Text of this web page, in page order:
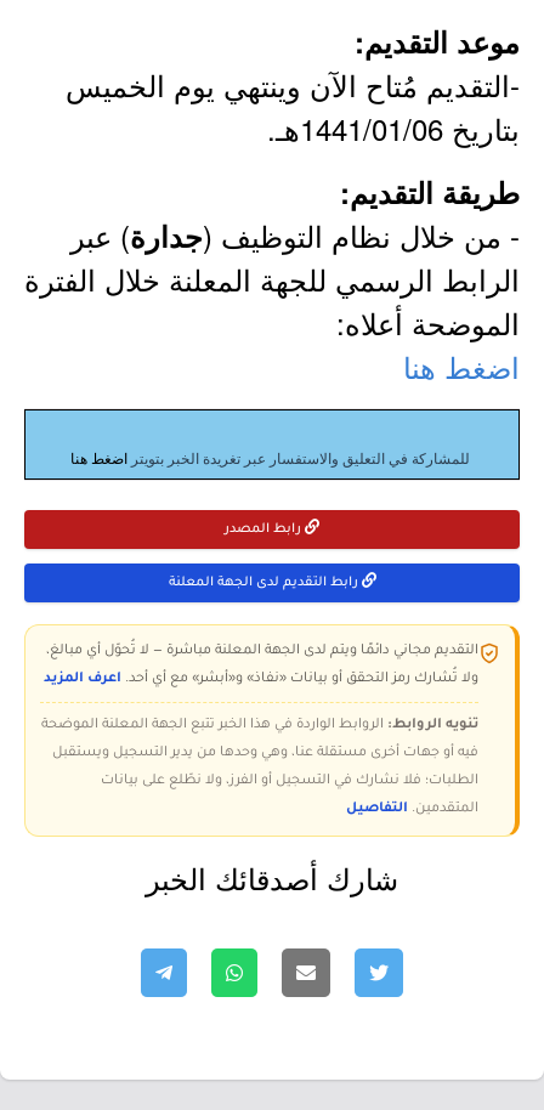
موعد التقديم:
-التقديم مُتاح الآن وينتهي يوم الخميس
بتاريخ 1441/01/06هـ.
طريقة التقديم:
- من خلال نظام التوظيف (جدارة) عبر
الرابط الرسمي للجهة المعلنة خلال الفترة
الموضحة أعلاه:
اضغط هنا
للمشاركة في التعليق والاستفسار عبر تغريدة الخبر بتويتر اضغط هنا
رابط المصدر
رابط التقديم لدى الجهة المعلنة
التقديم مجاني دائمًا ويتم لدى الجهة المعلنة مباشرة — لا تُحوّل أي مبالغ،
ولا تُشارك رمز التحقق أو بيانات «نفاذ» و«أبشر» مع أي أحد. اعرف المزيد
تنويه الروابط: الروابط الواردة في هذا الخبر تتبع الجهة المعلنة الموضحة
فيه أو جهات أخرى مستقلة عنا، وهي وحدها من يدير التسجيل ويستقبل
الطلبات؛ فلا نشارك في التسجيل أو الفرز، ولا نطّلع على بيانات
المتقدمين. التفاصيل
شارك أصدقائك الخبر